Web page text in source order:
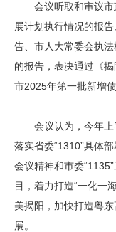
会议听取和审议市
展计划执行情况的报
告、市人大常委会执
的报告，表决通过《
市2025年第一批新增
会议认为，今年上
落实省委“1310”具体
会议精神和市委
目，着力打造“一化一
美揭阳，加快打造粤
展。